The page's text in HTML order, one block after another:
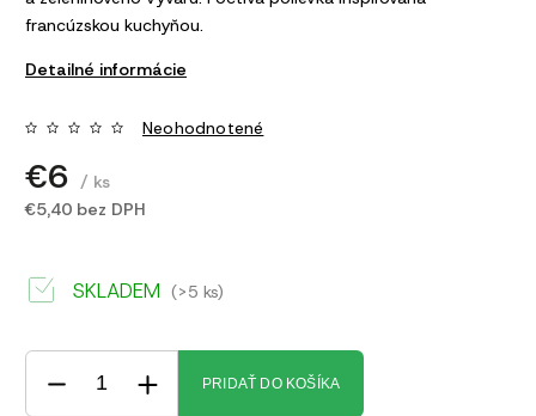
francúzskou kuchyňou.
Detailné informácie
Neohodnotené
€6
/ ks
€5,40 bez DPH
SKLADEM (>5 ks)
PRIDAŤ DO KOŠÍKA